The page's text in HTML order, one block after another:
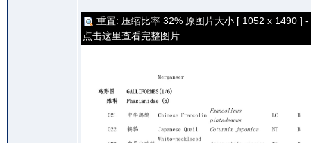
重置: 压缩比率 32% 原图片大小 [ 1052 x 1490 ] -
点击这里查看完整图片